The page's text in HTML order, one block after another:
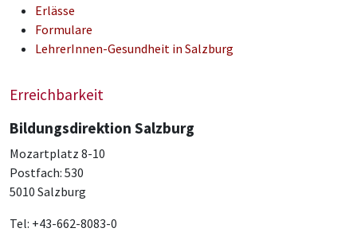
Erlässe
Formulare
LehrerInnen-Gesundheit in Salzburg
Erreichbarkeit
Bildungsdirektion Salzburg
Mozartplatz 8-10
Postfach: 530
5010 Salzburg
Tel: +43-662-8083-0